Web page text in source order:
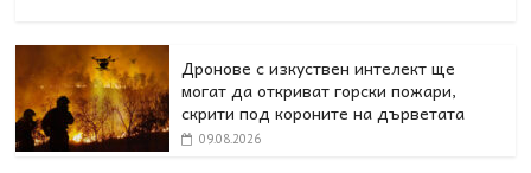
Дронове с изкуствен интелект ще
могат да откриват горски пожари,
скрити под короните на дърветата
09.08.2026